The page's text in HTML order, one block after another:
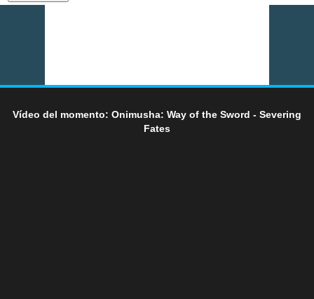
Vídeo del momento: Onimusha: Way of the Sword - Severing
Fates